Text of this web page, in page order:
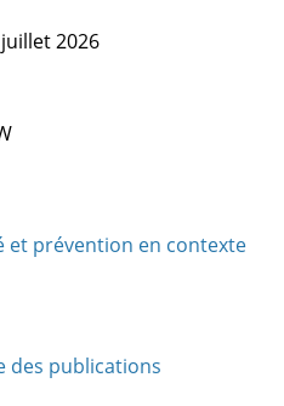
2026
et prévention en contexte
des publications